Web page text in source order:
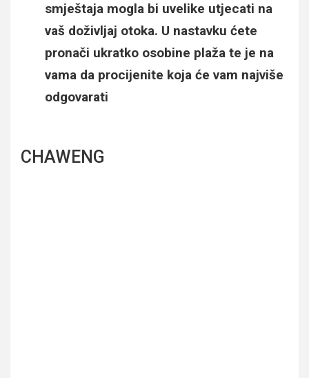
smještaja mogla bi uvelike utjecati na
vaš doživljaj otoka. U nastavku ćete
pronači ukratko osobine plaža te je na
vama da procijenite koja će vam najviše
odgovarati
CHAWENG